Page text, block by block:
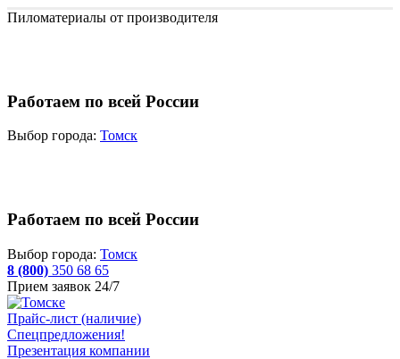
Пиломатериалы от производителя
Работаем по всей России
Выбор города: Томск
Работаем по всей России
Выбор города: Томск
8 (800) 350 68 65
Прием заявок 24/7
Прайс-лист (наличие)
Спецпредложения!
Презентация компании